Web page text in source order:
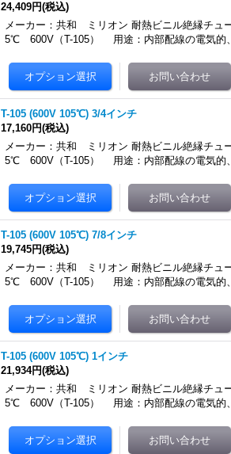
24,409円(税込)
メーカー：共和 ミリオン 耐熱ビニル絶縁チュ
5℃ 600V（T-105） 用途：内部配線の電気的
T-105 (600V 105℃) 3/4インチ
17,160円(税込)
メーカー：共和 ミリオン 耐熱ビニル絶縁チュ
5℃ 600V（T-105） 用途：内部配線の電気的
T-105 (600V 105℃) 7/8インチ
19,745円(税込)
メーカー：共和 ミリオン 耐熱ビニル絶縁チュ
5℃ 600V（T-105） 用途：内部配線の電気的
T-105 (600V 105℃) 1インチ
21,934円(税込)
メーカー：共和 ミリオン 耐熱ビニル絶縁チュ
5℃ 600V（T-105） 用途：内部配線の電気的